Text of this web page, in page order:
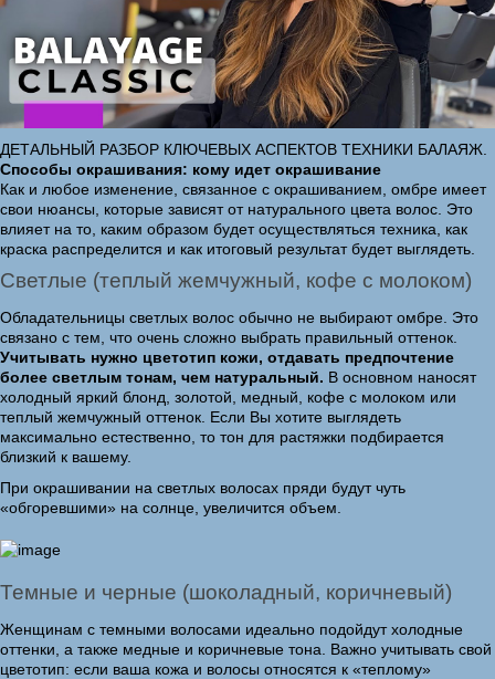
ДЕТАЛЬНЫЙ РАЗБОР КЛЮЧЕВЫХ АСПЕКТОВ ТЕХНИКИ БАЛАЯЖ.
Способы окрашивания: кому идет окрашивание
Как и любое изменение, связанное с окрашиванием, омбре имеет
свои нюансы, которые зависят от натурального цвета волос. Это
влияет на то, каким образом будет осуществляться техника, как
краска распределится и как итоговый результат будет выглядеть.
Светлые (теплый жемчужный, кофе с молоком)
Обладательницы светлых волос обычно не выбирают омбре. Это
связано с тем, что очень сложно выбрать правильный оттенок.
Учитывать нужно цветотип кожи, отдавать предпочтение
более светлым тонам, чем натуральный. В основном наносят
холодный яркий блонд, золотой, медный, кофе с молоком или
теплый жемчужный оттенок. Если Вы хотите выглядеть
максимально естественно, то тон для растяжки подбирается
близкий к вашему.
При окрашивании на светлых волосах пряди будут чуть
«обгоревшими» на солнце, увеличится объем.
Темные и черные (шоколадный, коричневый)
Женщинам с темными волосами идеально подойдут холодные
оттенки, а также медные и коричневые тона. Важно учитывать свой
цветотип: если ваша кожа и волосы относятся к «теплому»